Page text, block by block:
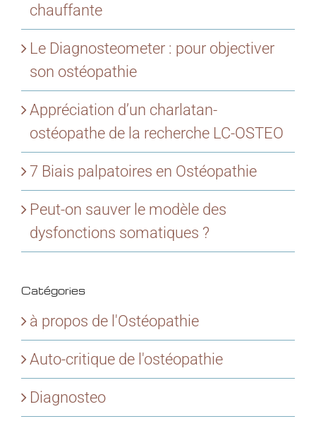
chauffante
Le Diagnosteometer : pour objectiver
son ostéopathie
Appréciation d’un charlatan-
ostéopathe de la recherche LC-OSTEO
7 Biais palpatoires en Ostéopathie
Peut-on sauver le modèle des
dysfonctions somatiques ?
Catégories
à propos de l'Ostéopathie
Auto-critique de l'ostéopathie
Diagnosteo